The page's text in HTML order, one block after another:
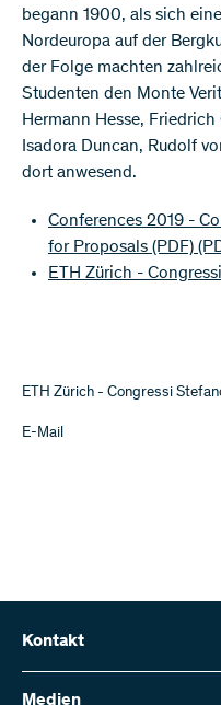
begann 1900, als sich
Nordeuropa auf der
der Folge machten
Studenten den Monte
Hermann Hesse, Friedrich
Isadora Duncan, Rudolf
dort anwesend.
Conferences 2019 -
for Proposals (PDF)
ETH Zürich -
ETH Zürich - Congressi
E-Mail
Kontakt
Schweizerischer
Wildhainweg 3
Medien